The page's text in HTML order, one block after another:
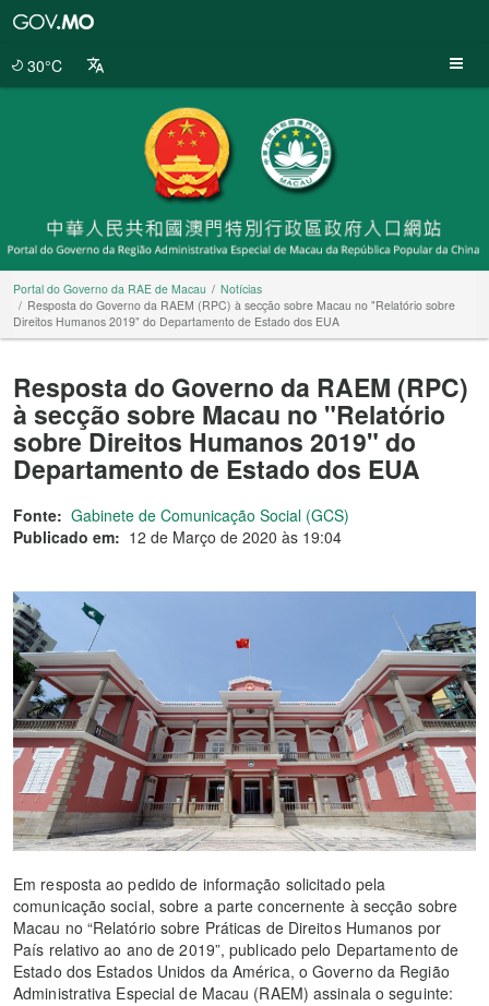
30°C
Portal do Governo da RAE de Macau
Notícias
Resposta do Governo da RAEM (RPC) à secção sobre Macau no "Relatório sobre
Direitos Humanos 2019" do Departamento de Estado dos EUA
Resposta do Governo da RAEM (RPC)
à secção sobre Macau no "Relatório
sobre Direitos Humanos 2019" do
Departamento de Estado dos EUA
Fonte: Gabinete de Comunicação Social (GCS)
Publicado em: 12 de Março de 2020 às 19:04
Em resposta ao pedido de informação solicitado pela
comunicação social, sobre a parte concernente à secção sobre
Macau no “Relatório sobre Práticas de Direitos Humanos por
País relativo ao ano de 2019”, publicado pelo Departamento de
Estado dos Estados Unidos da América, o Governo da Região
Administrativa Especial de Macau (RAEM) assinala o seguinte: